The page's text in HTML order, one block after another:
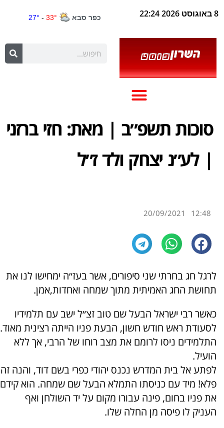
8 באוגוסט 2026 22:24
סוכות תשפ״ב | מאת: חזי ברזני
| לע״נ יצחק ולד ז״ל
12:48
20/09/2021
לרגל חג בחרתי שני סיפורים, אשר בעז״ה ימחישו לנו את
תחושת החג האמיתית מתוך שמחה ואחדות,אמן.
כאשר רבי ישראל הבעל שם טוב זצ״ל ישב עם תלמידיו
לסעודת ראש חודש חשון, הבעת פניו הייתה רצינית מאוד.
התלמידים ניסו לרומם את מצב רוחו של הרבי, אך ללא
הועיל.
לפתע אל בית המדרש נכנס יהודי כפרי בשם דוד, והנה זה
פלא! מיד עם כניסתו התמלא הבעל שם שמחה. הוא קידם
את פניו בחום, פינה עבורו מקום על יד השולחן ואף
העניק לו פיסה מן החלה שלו.